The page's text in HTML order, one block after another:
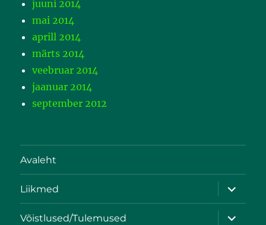
juuni 2014
mai 2014
aprill 2014
märts 2014
veebruar 2014
jaanuar 2014
september 2012
Avaleht
Liikmed
Võistlused/Tulemused